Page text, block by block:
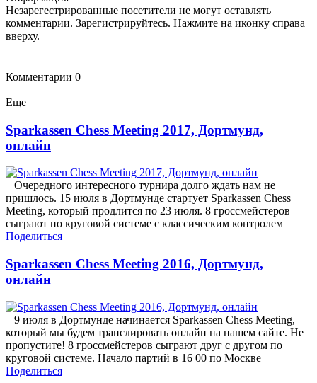
Незарегестрированные посетители не могут оставлять
комментарии. Зарегистрируйтесь. Нажмите на иконку справа
вверху.
Комментарии 0
Еще
Sparkassen Chess Meeting 2017, Дортмунд,
онлайн
Очередного интересного турнира долго ждать нам не
пришлось. 15 июля в Дортмунде стартует Sparkassen Chess
Meeting, который продлится по 23 июля. 8 гроссмейстеров
сыграют по круговой системе с классическим контролем
Поделиться
Sparkassen Chess Meeting 2016, Дортмунд,
онлайн
9 июля в Дортмунде начинается Sparkassen Chess Meeting,
который мы будем транслировать онлайн на нашем сайте. Не
пропустите! 8 гроссмейстеров сыграют друг с другом по
круговой системе. Начало партий в 16 00 по Москве
Поделиться